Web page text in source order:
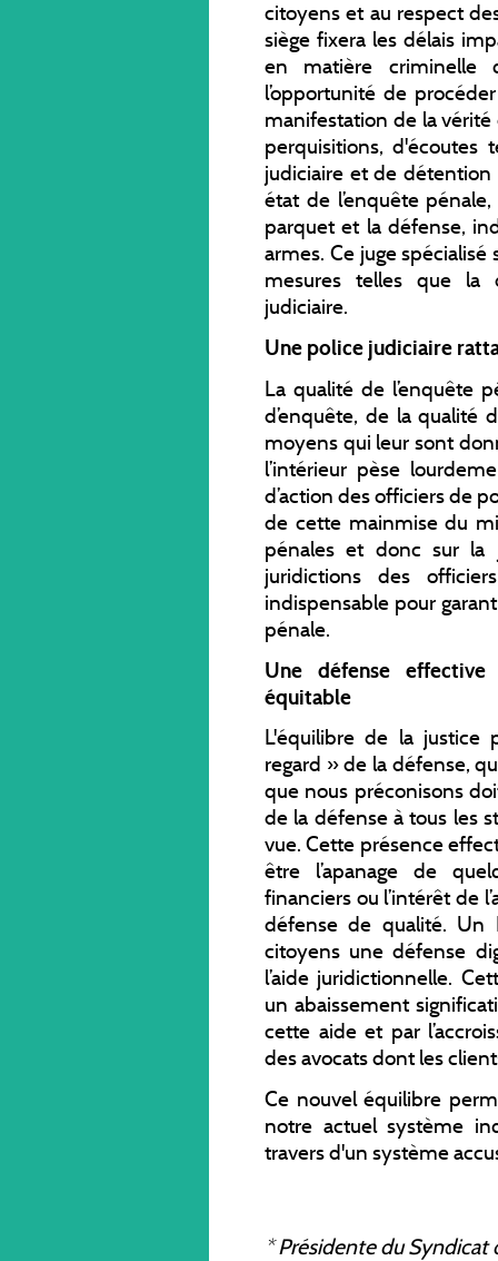
citoyens et au respect
siège fixera les délais
en matière criminelle
l’opportunité de
manifestation de la
perquisitions, d'écoutes
judiciaire et de détention
état de l’enquête
parquet et la défense,
armes. Ce juge
mesures telles que la
judiciaire.
Une police judiciaire
La qualité de l’enquête
d’enquête, de la qualité
moyens qui leur sont
l’intérieur pèse
d’action des officiers de
de cette mainmise du
pénales et donc sur la
juridictions des
indispensable pour
pénale.
Une défense
équitable
L'équilibre de la justice
regard » de la défense,
que nous préconisons
de la défense à tous les
vue. Cette présence
être l’apanage de
financiers ou l’intérêt de
défense de qualité. Un
citoyens une défense
l’aide juridictionnelle.
un abaissement
cette aide et par
des avocats dont les
Ce nouvel équilibre
notre actuel système
travers d'un système
*Présidente du Syndicat